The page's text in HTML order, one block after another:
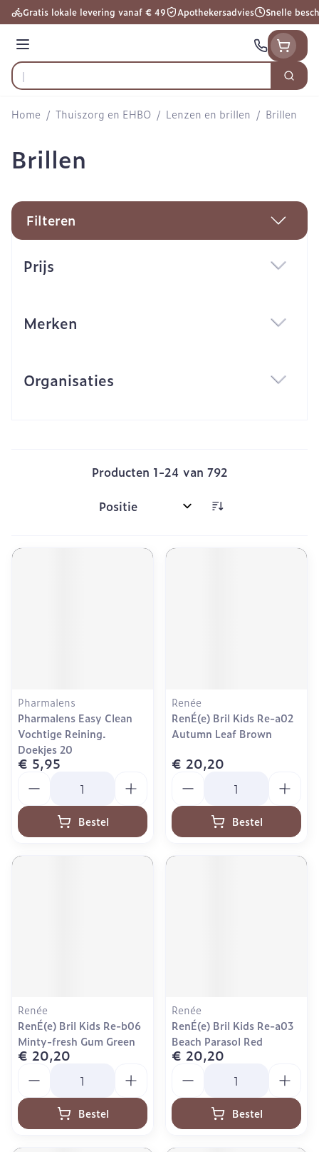
Ga naar de inhoud
Gratis lokale levering vanaf € 49 Apothekersadvies Snelle
Menu
Product, merk, categorie...
Zoek
Home / Thuiszorg en EHBO / Lenzen en brillen / Brillen
Brillen
Filteren
Prijs
Merken
Organisaties
Producten 1-24 van 792
Sorteer op:
Pharmalens
Pharmalens Easy Clean
Vochtige Reining.
Doekjes 20
€ 5,95
Bestel
Renée
RenÉ(e) Bril Kids Re-a02
Autumn Leaf Brown
€ 20,20
Bestel
Renée
RenÉ(e) Bril Kids Re-b06
Minty-fresh Gum Green
€ 20,20
Bestel
Renée
RenÉ(e) Bril Kids Re-a03
Beach Parasol Red
€ 20,20
Bestel